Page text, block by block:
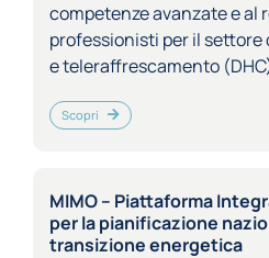
competenze avanzate e al
professionisti per il
e teleraffrescamento
Scopri
MIMO – Piattaforma
per la pianificazione
transizione energetica